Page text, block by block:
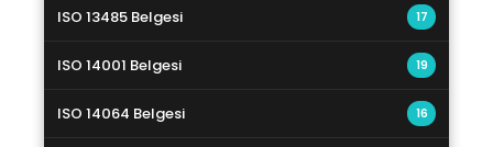
ISO 13485 Belgesi 17
ISO 14001 Belgesi 19
ISO 14064 Belgesi 16